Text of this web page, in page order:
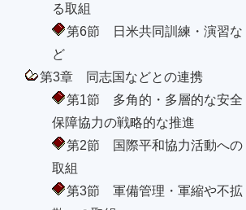
る取組
第6節 日米共同訓練・演習な
ど
第3章 同志国などとの連携
第1節 多角的・多層的な安全
保障協力の戦略的な推進
第2節 国際平和協力活動への
取組
第3節 軍備管理・軍縮や不拡